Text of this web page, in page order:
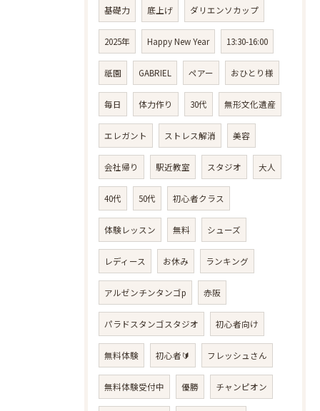
基礎力 底上げ ダリエンソカップ
2025年 Happy New Year 13:30-16:00
祇園 GABRIEL ペアー おひとり様
毎日 体力作り 30代 無形文化遺産
エレガント ストレス解消 美容
会社帰り 駅近教室 スタジオ 大人
40代 50代 初心者クラス
体験レッスン 無料 シューズ
レディース お休み ランキング
アルゼンチンタンゴp 赤阪
パラドスタンゴスタジオ 初心者向け
無料体験 初心者🔰 フレッシュさん
無料体験受付中 優勝 チャンピオン